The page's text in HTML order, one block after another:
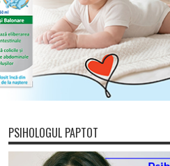
PSIHOLOGUL PAPTOT